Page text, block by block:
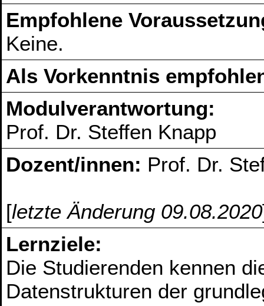
Empfohlene
Keine.
Als Vorkenntnis
Modulverantwortung:
Prof. Dr. Steffen Knapp
Dozent/innen: Prof. Dr.
[letzte Änderung 09.08.2020
Lernziele:
Die Studierenden kennen
Datenstrukturen der